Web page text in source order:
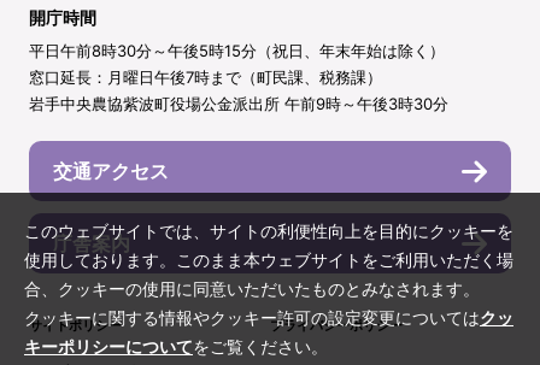
開庁時間
平日午前8時30分～午後5時15分（祝日、年末年始は除く）
窓口延長：月曜日午後7時まで（町民課、税務課）
岩手中央農協紫波町役場公金派出所 午前9時～午後3時30分
交通アクセス
庁舎案内
サイトポリシー プライバシーポリシー
このウェブサイトでは、サイトの利便性向上を目的にクッキーを
使用しております。このまま本ウェブサイトをご利用いただく場
合、クッキーの使用に同意いただいたものとみなされます。
クッキーに関する情報やクッキー許可の設定変更についてはクッ
キーポリシーについてをご覧ください。